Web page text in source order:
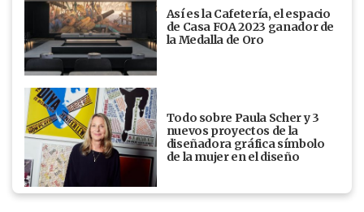
Así es la Cafetería, el espacio
de Casa FOA 2023 ganador de
la Medalla de Oro
Todo sobre Paula Scher y 3
nuevos proyectos de la
diseñadora gráfica símbolo
de la mujer en el diseño